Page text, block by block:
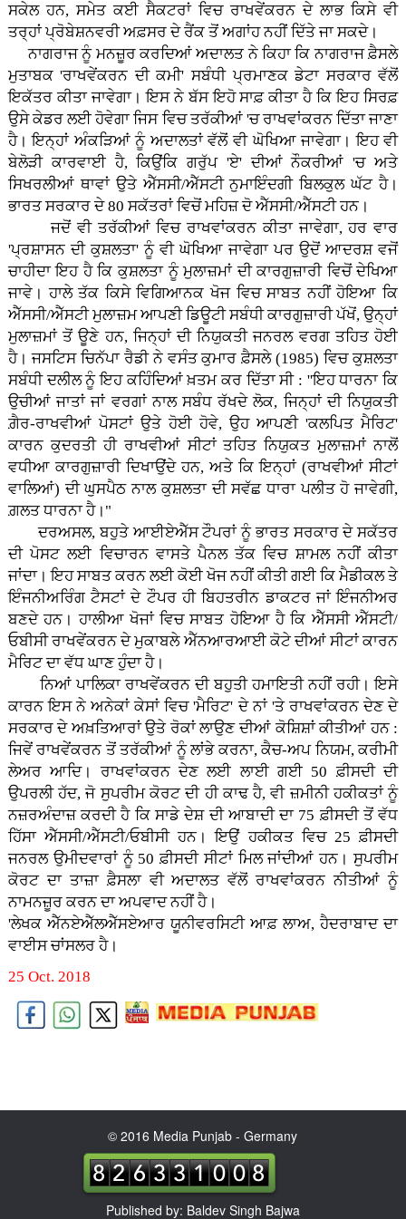
ਸਕੇਲ ਹਨ, ਸਮੇਤ ਕਈ ਸੈਕਟਰਾਂ ਵਿਚ ਰਾਖਵੇਂਕਰਨ ਦੇ ਲਾਭ ਕਿਸੇ ਵੀ
ਤਰ੍ਹਾਂ ਪ੍ਰੋਬੇਸ਼ਨਵਰੀ ਅਫ਼ਸਰ ਦੇ ਰੈਂਕ ਤੋਂ ਅਗਾਂਹ ਨਹੀਂ ਦਿੱਤੇ ਜਾ ਸਕਦੇ।
ਨਾਗਰਾਜ ਨੂੰ ਮਨਜ਼ੂਰ ਕਰਦਿਆਂ ਅਦਾਲਤ ਨੇ ਕਿਹਾ ਕਿ ਨਾਗਰਾਜ ਫ਼ੈਸਲੇ
ਮੁਤਾਬਕ 'ਰਾਖਵੇਂਕਰਨ ਦੀ ਕਮੀ' ਸਬੰਧੀ ਪ੍ਰਮਾਣਕ ਡੇਟਾ ਸਰਕਾਰ ਵੱਲੋਂ
ਇਕੱਤਰ ਕੀਤਾ ਜਾਵੇਗਾ। ਇਸ ਨੇ ਬੱਸ ਇਹੋ ਸਾਫ਼ ਕੀਤਾ ਹੈ ਕਿ ਇਹ ਸਿਰਫ਼
ਉਸੇ ਕੇਡਰ ਲਈ ਹੋਵੇਗਾ ਜਿਸ ਵਿਚ ਤਰੱਕੀਆਂ 'ਚ ਰਾਖਵਾਂਕਰਨ ਦਿੱਤਾ ਜਾਣਾ
ਹੈ। ਇਨ੍ਹਾਂ ਅੰਕੜਿਆਂ ਨੂੰ ਅਦਾਲਤਾਂ ਵੱਲੋਂ ਵੀ ਘੋਖਿਆ ਜਾਵੇਗਾ। ਇਹ ਵੀ
ਬੇਲੋੜੀ ਕਾਰਵਾਈ ਹੈ, ਕਿਉਂਕਿ ਗਰੁੱਪ 'ਏ' ਦੀਆਂ ਨੌਕਰੀਆਂ 'ਚ ਅਤੇ
ਸਿਖਰਲੀਆਂ ਥਾਵਾਂ ਉਤੇ ਐੱਸਸੀ/ਐੱਸਟੀ ਨੁਮਾਇੰਦਗੀ ਬਿਲਕੁਲ ਘੱਟ ਹੈ।
ਭਾਰਤ ਸਰਕਾਰ ਦੇ 80 ਸਕੱਤਰਾਂ ਵਿਚੋਂ ਮਹਿਜ਼ ਦੋ ਐੱਸਸੀ/ਐੱਸਟੀ ਹਨ।
ਜਦੋਂ ਵੀ ਤਰੱਕੀਆਂ ਵਿਚ ਰਾਖਵਾਂਕਰਨ ਕੀਤਾ ਜਾਵੇਗਾ, ਹਰ ਵਾਰ
'ਪ੍ਰਸ਼ਾਸਨ ਦੀ ਕੁਸ਼ਲਤਾ' ਨੂੰ ਵੀ ਘੋਖਿਆ ਜਾਵੇਗਾ ਪਰ ਉਦੋਂ ਆਦਰਸ਼ ਵਜੋਂ
ਚਾਹੀਦਾ ਇਹ ਹੈ ਕਿ ਕੁਸ਼ਲਤਾ ਨੂੰ ਮੁਲਾਜ਼ਮਾਂ ਦੀ ਕਾਰਗੁਜ਼ਾਰੀ ਵਿਚੋਂ ਦੇਖਿਆ
ਜਾਵੇ। ਹਾਲੇ ਤੱਕ ਕਿਸੇ ਵਿਗਿਆਨਕ ਖੋਜ ਵਿਚ ਸਾਬਤ ਨਹੀਂ ਹੋਇਆ ਕਿ
ਐੱਸਸੀ/ਐੱਸਟੀ ਮੁਲਾਜ਼ਮ ਆਪਣੀ ਡਿਊਟੀ ਸਬੰਧੀ ਕਾਰਗੁਜ਼ਾਰੀ ਪੱਖੋਂ, ਉਨ੍ਹਾਂ
ਮੁਲਾਜ਼ਮਾਂ ਤੋਂ ਊਣੇ ਹਨ, ਜਿਨ੍ਹਾਂ ਦੀ ਨਿਯੁਕਤੀ ਜਨਰਲ ਵਰਗ ਤਹਿਤ ਹੋਈ
ਹੈ। ਜਸਟਿਸ ਚਿਨੱਪਾ ਰੈਡੀ ਨੇ ਵਸੰਤ ਕੁਮਾਰ ਫ਼ੈਸਲੇ (1985) ਵਿਚ ਕੁਸ਼ਲਤਾ
ਸਬੰਧੀ ਦਲੀਲ ਨੂੰ ਇਹ ਕਹਿੰਦਿਆਂ ਖ਼ਤਮ ਕਰ ਦਿੱਤਾ ਸੀ : ''ਇਹ ਧਾਰਨਾ ਕਿ
ਉਚੀਆਂ ਜਾਤਾਂ ਜਾਂ ਵਰਗਾਂ ਨਾਲ ਸਬੰਧ ਰੱਖਦੇ ਲੋਕ, ਜਿਨ੍ਹਾਂ ਦੀ ਨਿਯੁਕਤੀ
ਗ਼ੈਰ-ਰਾਖਵੀਆਂ ਪੋਸਟਾਂ ਉਤੇ ਹੋਈ ਹੋਵੇ, ਉਹ ਆਪਣੀ 'ਕਲਪਿਤ ਮੈਰਿਟ'
ਕਾਰਨ ਕੁਦਰਤੀ ਹੀ ਰਾਖਵੀਆਂ ਸੀਟਾਂ ਤਹਿਤ ਨਿਯੁਕਤ ਮੁਲਾਜ਼ਮਾਂ ਨਾਲੋਂ
ਵਧੀਆ ਕਾਰਗੁਜ਼ਾਰੀ ਦਿਖਾਉਂਦੇ ਹਨ, ਅਤੇ ਕਿ ਇਨ੍ਹਾਂ (ਰਾਖਵੀਆਂ ਸੀਟਾਂ
ਵਾਲਿਆਂ) ਦੀ ਘੁਸਪੈਠ ਨਾਲ ਕੁਸ਼ਲਤਾ ਦੀ ਸਵੱਛ ਧਾਰਾ ਪਲੀਤ ਹੋ ਜਾਵੇਗੀ,
ਗ਼ਲਤ ਧਾਰਨਾ ਹੈ।"
ਦਰਅਸਲ, ਬਹੁਤੇ ਆਈਏਐੱਸ ਟੌਪਰਾਂ ਨੂੰ ਭਾਰਤ ਸਰਕਾਰ ਦੇ ਸਕੱਤਰ
ਦੀ ਪੋਸਟ ਲਈ ਵਿਚਾਰਨ ਵਾਸਤੇ ਪੈਨਲ ਤੱਕ ਵਿਚ ਸ਼ਾਮਲ ਨਹੀਂ ਕੀਤਾ
ਜਾਂਦਾ। ਇਹ ਸਾਬਤ ਕਰਨ ਲਈ ਕੋਈ ਖੋਜ ਨਹੀਂ ਕੀਤੀ ਗਈ ਕਿ ਮੈਡੀਕਲ ਤੇ
ਇੰਜਨੀਅਰਿੰਗ ਟੈਸਟਾਂ ਦੇ ਟੌਪਰ ਹੀ ਬਿਹਤਰੀਨ ਡਾਕਟਰ ਜਾਂ ਇੰਜਨੀਅਰ
ਬਣਦੇ ਹਨ। ਹਾਲੀਆ ਖੋਜਾਂ ਵਿਚ ਸਾਬਤ ਹੋਇਆ ਹੈ ਕਿ ਐੱਸਸੀ ਐੱਸਟੀ/
ਓਬੀਸੀ ਰਾਖਵੇਂਕਰਨ ਦੇ ਮੁਕਾਬਲੇ ਐੱਨਆਰਆਈ ਕੋਟੇ ਦੀਆਂ ਸੀਟਾਂ ਕਾਰਨ
ਮੈਰਿਟ ਦਾ ਵੱਧ ਘਾਣ ਹੁੰਦਾ ਹੈ।
ਨਿਆਂ ਪਾਲਿਕਾ ਰਾਖਵੇਂਕਰਨ ਦੀ ਬਹੁਤੀ ਹਮਾਇਤੀ ਨਹੀਂ ਰਹੀ। ਇਸੇ
ਕਾਰਨ ਇਸ ਨੇ ਅਨੇਕਾਂ ਕੇਸਾਂ ਵਿਚ 'ਮੈਰਿਟ' ਦੇ ਨਾਂ 'ਤੇ ਰਾਖਵਾਂਕਰਨ ਦੇਣ ਦੇ
ਸਰਕਾਰ ਦੇ ਅਖ਼ਤਿਆਰਾਂ ਉਤੇ ਰੋਕਾਂ ਲਾਉਣ ਦੀਆਂ ਕੋਸ਼ਿਸ਼ਾਂ ਕੀਤੀਆਂ ਹਨ :
ਜਿਵੇਂ ਰਾਖਵੇਂਕਰਨ ਤੋਂ ਤਰੱਕੀਆਂ ਨੂੰ ਲਾਂਭੇ ਕਰਨਾ, ਕੈਚ-ਅਪ ਨਿਯਮ, ਕਰੀਮੀ
ਲੇਅਰ ਆਦਿ। ਰਾਖਵਾਂਕਰਨ ਦੇਣ ਲਈ ਲਾਈ ਗਈ 50 ਫ਼ੀਸਦੀ ਦੀ
ਉਪਰਲੀ ਹੱਦ, ਜੋ ਸੁਪਰੀਮ ਕੋਰਟ ਦੀ ਹੀ ਕਾਢ ਹੈ, ਵੀ ਜ਼ਮੀਨੀ ਹਕੀਕਤਾਂ ਨੂੰ
ਨਜ਼ਰਅੰਦਾਜ਼ ਕਰਦੀ ਹੈ ਕਿ ਸਾਡੇ ਦੇਸ਼ ਦੀ ਆਬਾਦੀ ਦਾ 75 ਫ਼ੀਸਦੀ ਤੋਂ ਵੱਧ
ਹਿੱਸਾ ਐੱਸਸੀ/ਐੱਸਟੀ/ਓਬੀਸੀ ਹਨ। ਇਉਂ ਹਕੀਕਤ ਵਿਚ 25 ਫ਼ੀਸਦੀ
ਜਨਰਲ ਉਮੀਦਵਾਰਾਂ ਨੂੰ 50 ਫ਼ੀਸਦੀ ਸੀਟਾਂ ਮਿਲ ਜਾਂਦੀਆਂ ਹਨ। ਸੁਪਰੀਮ
ਕੋਰਟ ਦਾ ਤਾਜ਼ਾ ਫ਼ੈਸਲਾ ਵੀ ਅਦਾਲਤ ਵੱਲੋਂ ਰਾਖਵਾਂਕਰਨ ਨੀਤੀਆਂ ਨੂੰ
ਨਾਮਨਜ਼ੂਰ ਕਰਨ ਦਾ ਅਪਵਾਦ ਨਹੀਂ ਹੈ।
'ਲੇਖਕ ਐੱਨਏਐੱਲਐੱਸਏਆਰ ਯੂਨੀਵਰਸਿਟੀ ਆਫ਼ ਲਾਅ, ਹੈਦਰਾਬਾਦ ਦਾ
ਵਾਈਸ ਚਾਂਸਲਰ ਹੈ।
25 Oct. 2018
© 2016 Media Punjab - Germany
Published by: Baldev Singh Bajwa